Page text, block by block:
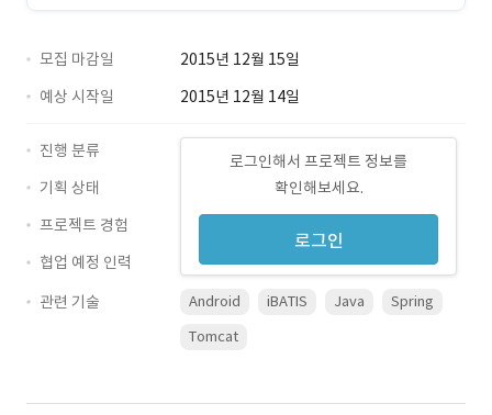
모집 마감일
2015년 12월 15일
예상 시작일
2015년 12월 14일
로그인해서 프로젝트 정보를
확인해보세요.
로그인
진행 분류
기획 상태
프로젝트 경험
협업 예정 인력
관련 기술
Android iBATIS Java
Spring
Tomcat